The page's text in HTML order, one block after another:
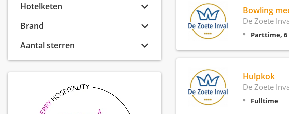
Hotelketen
Brand
Aantal sterren
Bowling
De Zoete
Parttime, 6
Hulpkok
De Zoete
Fulltime